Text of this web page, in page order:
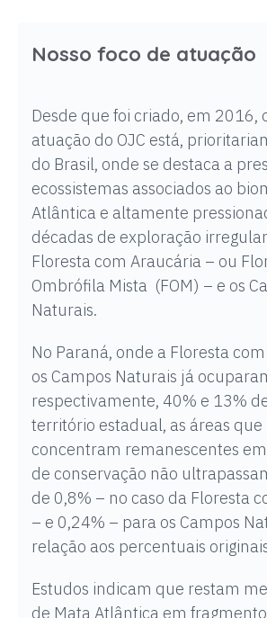
Nosso foco de atuação
Desde que foi criado, em 2016,
atuação do OJC está,
do Brasil, onde se destaca a
ecossistemas associados ao
Atlântica e altamente
décadas de exploração
Floresta com Araucária – ou
Ombrófila Mista (FOM) – e os
Naturais.
No Paraná, onde a Floresta
os Campos Naturais já
respectivamente, 40% e 13%
território estadual, as áreas que
concentram remanescentes
de conservação não
de 0,8% – no caso da Floresta
– e 0,24% – para os Campos
relação aos percentuais
Estudos indicam que restam
de Mata Atlântica em